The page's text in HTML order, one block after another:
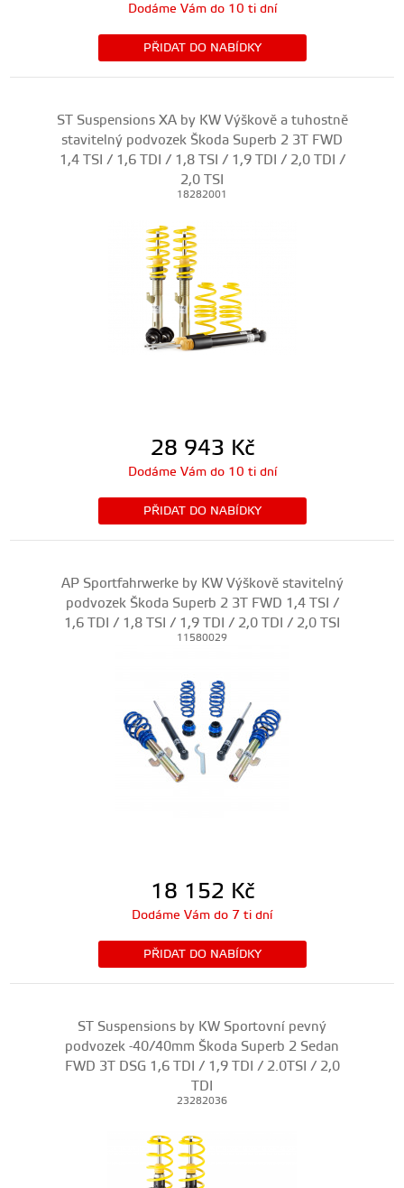
Dodáme Vám do 10 ti dní
PŘIDAT DO NABÍDKY
ST Suspensions XA by KW Výškově a tuhostně
stavitelný podvozek Škoda Superb 2 3T FWD
1,4 TSI / 1,6 TDI / 1,8 TSI / 1,9 TDI / 2,0 TDI /
2,0 TSI
18282001
28 943 Kč
Dodáme Vám do 10 ti dní
PŘIDAT DO NABÍDKY
AP Sportfahrwerke by KW Výškově stavitelný
podvozek Škoda Superb 2 3T FWD 1,4 TSI /
1,6 TDI / 1,8 TSI / 1,9 TDI / 2,0 TDI / 2,0 TSI
11580029
18 152 Kč
Dodáme Vám do 7 ti dní
PŘIDAT DO NABÍDKY
ST Suspensions by KW Sportovní pevný
podvozek -40/40mm Škoda Superb 2 Sedan
FWD 3T DSG 1,6 TDI / 1,9 TDI / 2.0TSI / 2,0
TDI
23282036